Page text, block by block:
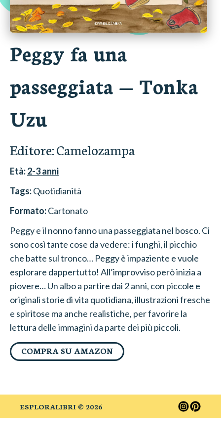
Peggy fa una
passeggiata — Tonka
Uzu
Editore:Camelozampa
Età:2-3anni
Tags:Quotidianità
Formato:Cartonato
Peggy e il nonno fanno una passeggiata nel bosco. Ci
sono così tante cose da vedere: i funghi, il picchio
che batte sul tronco… Peggy è impaziente e vuole
esplorare dappertutto! All’improvviso però inizia a
piovere… Un albo a partire dai 2 anni, con piccole e
originali storie di vita quotidiana, illustrazioni fresche
e spiritose ma anche realistiche, per favorire la
lettura delle immagini da parte dei più piccoli.
COMPRA SU AMAZON
ESPLORALIBRI © 2026